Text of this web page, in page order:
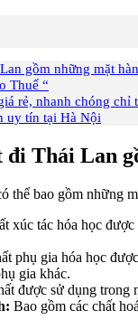
gồm những mặt
Thuế “
rẻ, nhanh chóng chỉ
uy tín tại Hà Nội
đi Thái Lan
thể bao gồm những
xúc tác hóa học
phụ gia hóa học
gia khác.
được sử dụng trong
Bao gồm các chất